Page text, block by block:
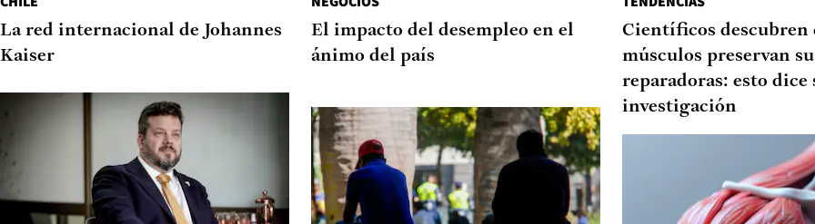
La red internacional de Johannes
Kaiser
El impacto del desempleo en el
ánimo del país
Científicos descubren
músculos preservan
reparadoras: esto dice
investigación